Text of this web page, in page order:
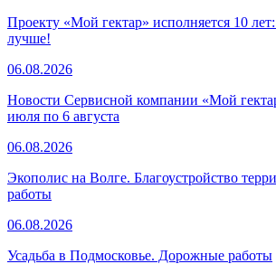
Проекту «Мой гектар» исполняется 10
лучше!
06.08.2026
Новости Сервисной компании «Мой
июля по 6 августа
06.08.2026
Экополис на Волге. Благоустройство
работы
06.08.2026
Усадьба в Подмосковье. Дорожные работы